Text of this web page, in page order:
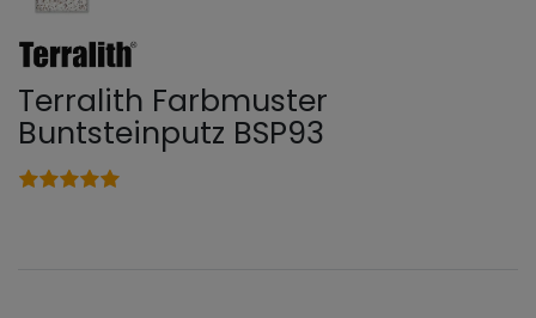
Terralith Farbmuster
Buntsteinputz BSP93